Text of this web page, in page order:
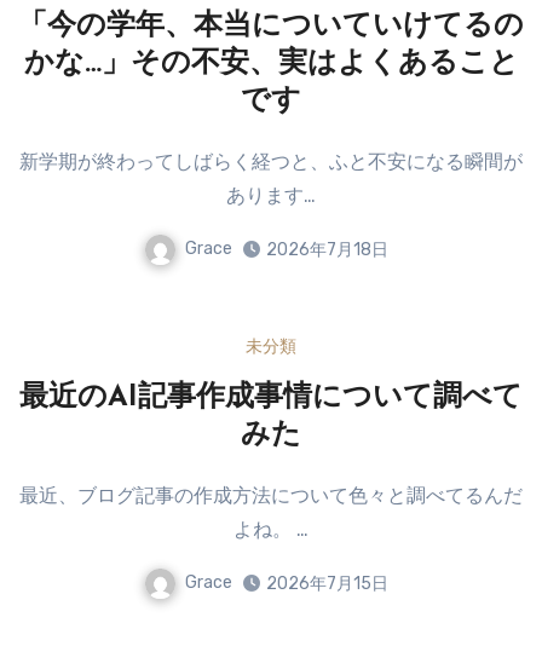
「今の学年、本当についていけてるの
かな…」その不安、実はよくあること
です
新学期が終わってしばらく経つと、ふと不安になる瞬間が
あります…
Grace 2026年7月18日
未分類
最近のAI記事作成事情について調べて
みた
最近、ブログ記事の作成方法について色々と調べてるんだ
よね。 …
Grace 2026年7月15日